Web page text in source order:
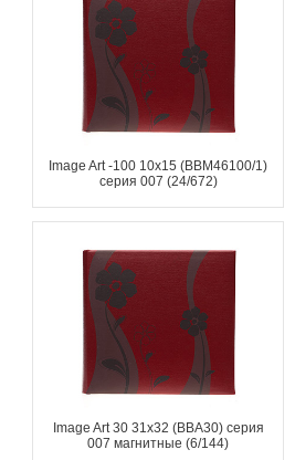
Image Art -100 10x15 (BBM46100/1)
серия 007 (24/672)
Image Art 30 31x32 (ВВА30) серия
007 магнитные (6/144)